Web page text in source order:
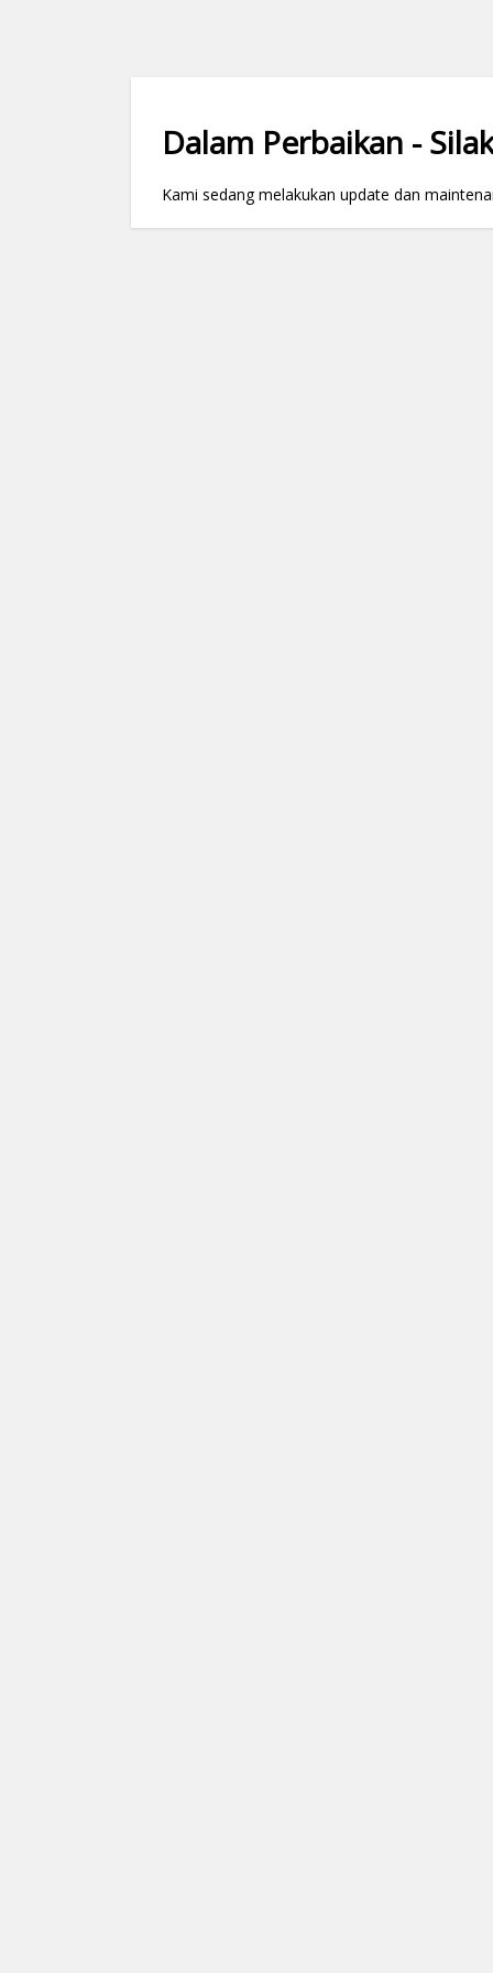
Dalam Perbaikan -
Kami sedang melakukan update dan